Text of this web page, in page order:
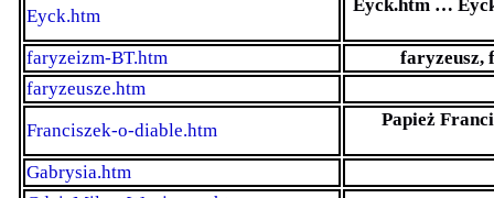
Eyck.htm
Eyck.htm …
faryzeizm-BT.htm
faryzeusz,
faryzeusze.htm
Franciszek-o-diable.htm
Papież
Gabrysia.htm